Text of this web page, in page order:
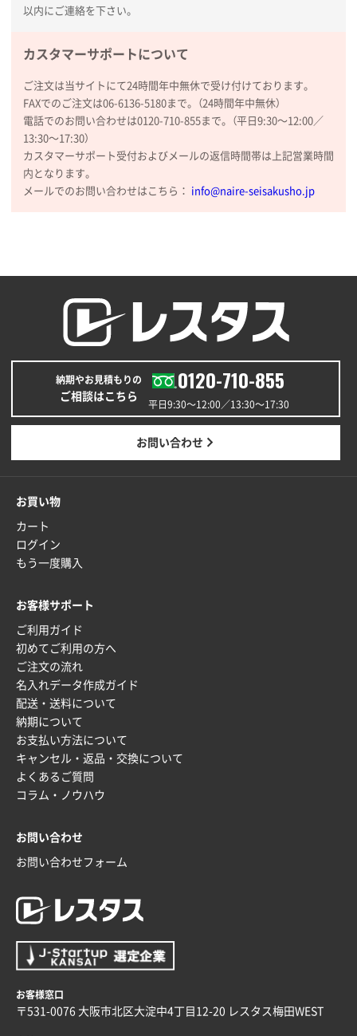
以内にご連絡を下さい。
カスタマーサポートについて
ご注文は当サイトにて24時間年中無休で受け付けております。
FAXでのご注文は06-6136-5180まで。（24時間年中無休）
電話でのお問い合わせは0120-710-855まで。（平日9:30〜12:00／
13:30〜17:30）
カスタマーサポート受付およびメールの返信時間帯は上記営業時間
内となります。
メールでのお問い合わせはこちら： info@naire-seisakusho.jp
納期やお見積もりの
ご相談はこちら
0120-710-855
平日9:30〜12:00／13:30〜17:30
お問い合わせ
お買い物
カート
ログイン
もう一度購入
お客様サポート
ご利用ガイド
初めてご利用の方へ
ご注文の流れ
名入れデータ作成ガイド
配送・送料について
納期について
お支払い方法について
キャンセル・返品・交換について
よくあるご質問
コラム・ノウハウ
お問い合わせ
お問い合わせフォーム
お客様窓口
〒531-0076 大阪市北区大淀中4丁目12-20 レスタス梅田WEST